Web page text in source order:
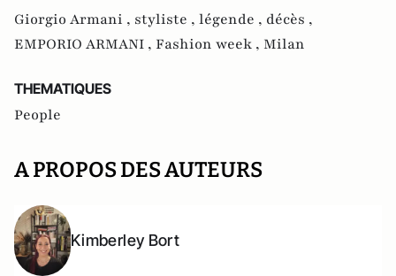
Giorgio Armani , styliste , légende , décès ,
EMPORIO ARMANI , Fashion week , Milan
THEMATIQUES
People
A PROPOS DES AUTEURS
Kimberley Bort